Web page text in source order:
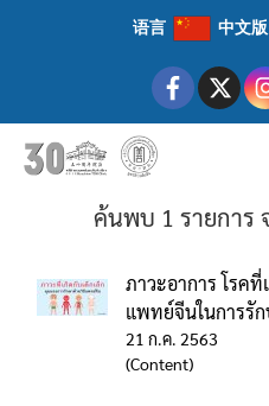
语言 中文版
ค้นพบ 1 รายการ
ภาวะอาการ โรคที่
แพทย์จีนในการรั
21 ก.ค. 2563
(Content)